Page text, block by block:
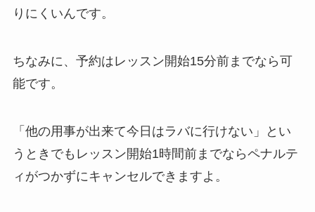
りにくいんです。
ちなみに、予約はレッスン開始15分前までなら可
能です。
「他の用事が出来て今日はラバに行けない」
とい
うときでもレッスン開始1時間前までならペナルテ
ィがつかずにキャンセルできますよ。